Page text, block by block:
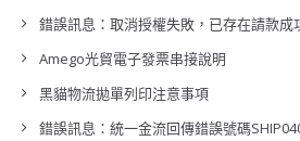
錯誤訊息：取消授權失敗，已存在請款成
Amego光貿電子發票串接說明
黑貓物流拋單列印注意事項
錯誤訊息：統一金流回傳錯誤號碼